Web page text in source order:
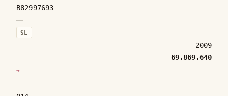
B82997693
—
SL
2009
69.869.640
→